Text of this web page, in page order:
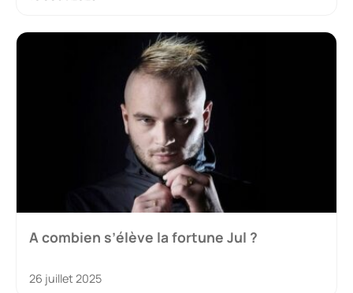
A combien s’élève la fortune Jul ?
26 juillet 2025